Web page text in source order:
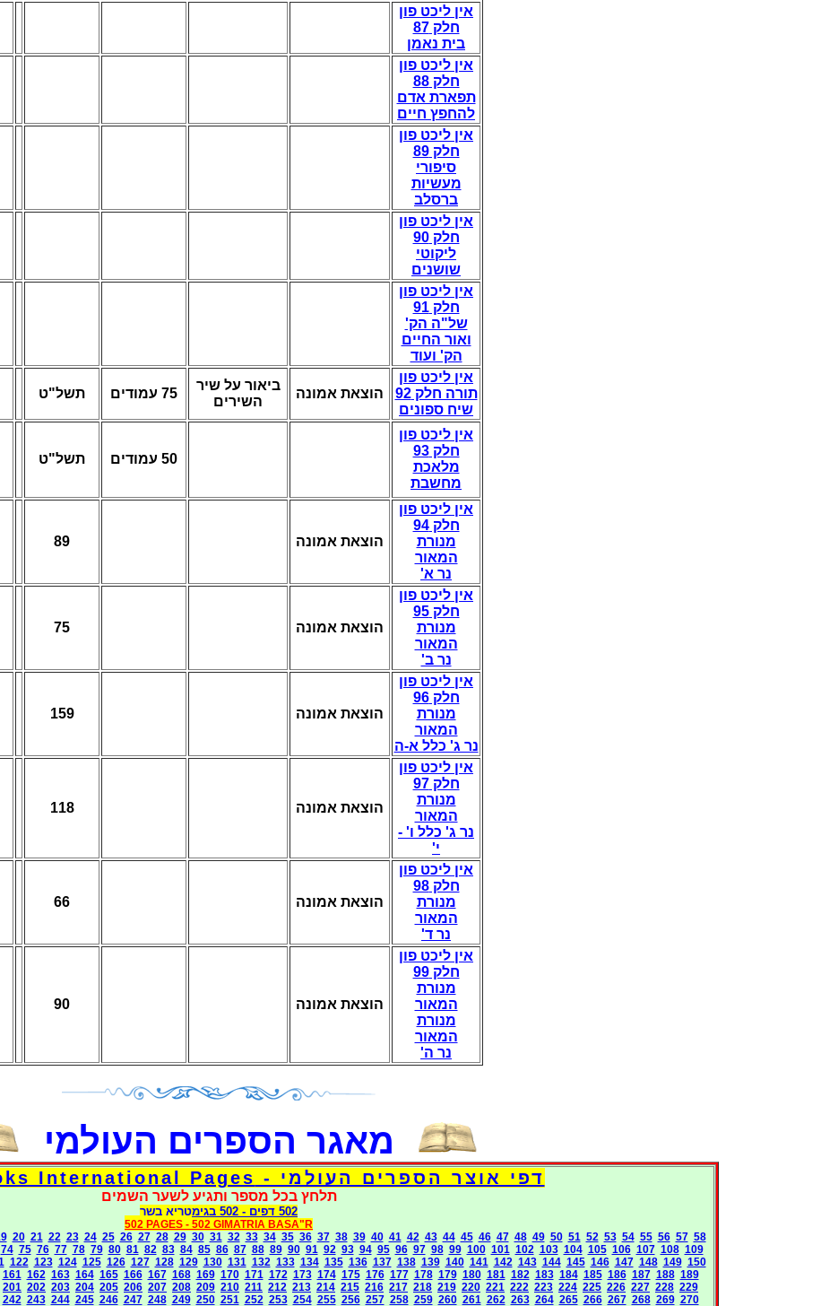
אין ליכט פון
חלק 87
בית נאמן
אין ליכט פון
חלק 88
תפארת אדם
להחפץ חיים
אין ליכט פון
חלק 89
סיפורי
מעשיות
ברסלב
אין ליכט פון
חלק 90
ליקוטי
שושנים
אין ליכט פון
חלק 91
של"ה הק'
ואור החיים
הק' ועוד
תשל"ט 75 עמודים
ביאור על שיר
השירים
הוצאת אמונה
אין ליכט פון
תורה חלק 92
שיח ספונים
תשל"ט 50 עמודים
אין ליכט פון
חלק 93
מלאכת
מחשבת
89 הוצאת אמונה
אין ליכט פון
חלק 94
מנורת
המאור
נר א'
75 הוצאת אמונה
אין ליכט פון
חלק 95
מנורת
המאור
נר ב'
159 הוצאת אמונה
אין ליכט פון
חלק 96
מנורת
המאור
נר ג' כלל א-ה
118 הוצאת אמונה
אין ליכט פון
חלק 97
מנורת
המאור
נר ג' כלל ו' -
י'
66 הוצאת אמונה
אין ליכט פון
חלק 98
מנורת
המאור
נר ד'
90 הוצאת אמונה
אין ליכט פון
חלק 99
מנורת
המאור
מנורת
המאור
נר ה'
מאגר הספרים העולמי
דפי אוצר הספרים העולמי - Torah Books International Pages
תלחץ בכל מספר ותגיע לשער השמים
502 דפים - 502 בגימטריא בשר
502 PAGES - 502 GIMATRIA BASA"R
20 21 22 23 24 25 26 27 28 29 30 31 32 33 34 35 36 37 38 39 40 41 42 43 44 45 46 47 48 49 50 51 52 53 54 55 56 57 58
74 75 76 77 78 79 80 81 82 83 84 85 86 87 88 89 90 91 92 93 94 95 96 97 98 99 100 101 102 103 104 105 106 107 108 109
122 123 124 125 126 127 128 129 130 131 132 133 134 135 136 137 138 139 140 141 142 143 144 145 146 147 148 149 150
161 162 163 164 165 166 167 168 169 170 171 172 173 174 175 176 177 178 179 180 181 182 183 184 185 186 187 188 189
201 202 203 204 205 206 207 208 209 210 211 212 213 214 215 216 217 218 219 220 221 222 223 224 225 226 227 228 229
242 243 244 245 246 247 248 249 250 251 252 253 254 255 256 257 258 259 260 261 262 263 264 265 266 267 268 269 270